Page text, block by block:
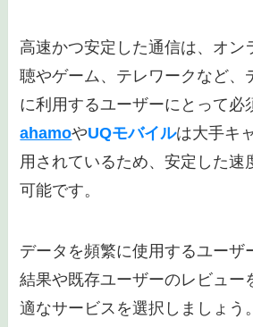
高速かつ安定した通信は、オン
聴やゲーム、テレワークなど、
に利用するユーザーにとって必
ahamoやUQモバイルは大手キ
用されているため、安定した速
可能です。
データを頻繁に使用するユーザ
結果や既存ユーザーのレビュー
適なサービスを選択しましょう